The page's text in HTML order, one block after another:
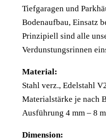
Tiefgaragen und
Bodenaufbau, Einsatz
Prinzipiell sind alle
Verdunstungsrinnen
Material:
Stahl verz., Edelstahl
Materialstärke je nach
Ausführung 4 mm – 8
Dimension: